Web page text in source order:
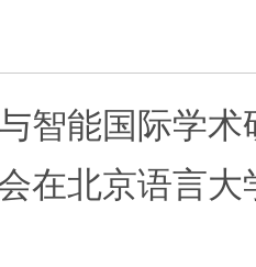
智能国际学
在北京语言大